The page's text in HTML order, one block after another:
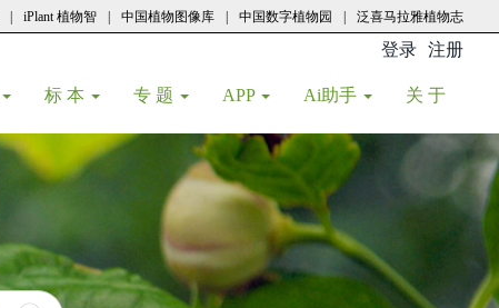
iPlant 植物智 中国植物图像库 中国数字植物园 泛喜马拉雅植物志
登录 注册
标 本 专 题 APP Ai助手 关 于